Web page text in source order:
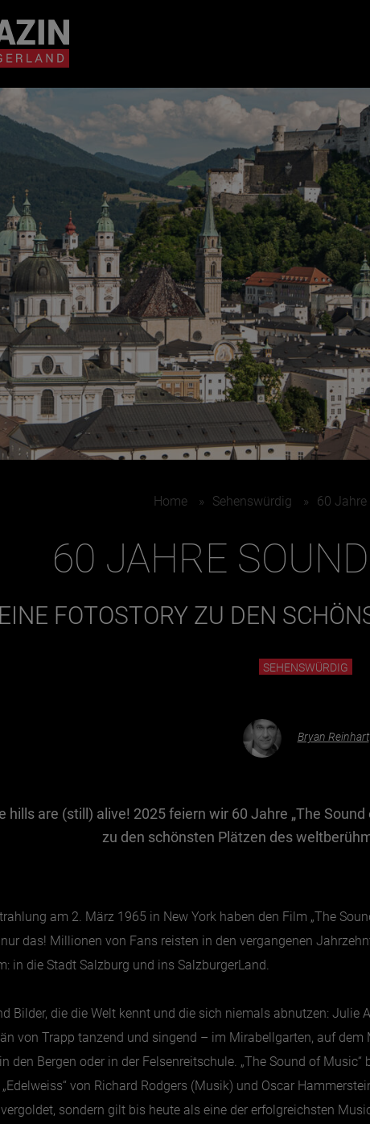
IN MEINER
MEINER NÄHE ANZEIGEN
KATEGORIEN
Essen & Trinken
Outdoor & Sport
Gesundheit
Nachhaltigkeit
Sehenswürdig
Kunst &
Lifestyle
Hotel &
Archiv
Home » Sehenswürdig » 60
60 JAHRE
EINE FOTOSTORY ZU DEN
SEHENSWÜRDIG
Bryan Reinhart
hills are (still) alive! 2025 feiern wir 60 Jahre „The
zu den schönsten Plätzen des
am 2. März 1965 in New York haben den Film „The
das! Millionen von Fans reisten in den vergangenen
in die Stadt Salzburg und ins SalzburgerLand.
Bilder, die die Welt kennt und die sich niemals abnutzen: Julie
von Trapp tanzend und singend – im Mirabellgarten, auf
den Bergen oder in der Felsenreitschule. „The Sound of Music“
„Edelweiss“ von Richard Rodgers (Musik) und Oscar
sondern gilt bis heute als eine der erfolgreichsten